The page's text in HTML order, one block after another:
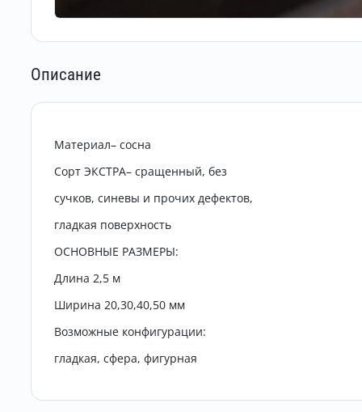
Описание
Материал– сосна
Сорт ЭКСТРА– сращенный, без
сучков, синевы и прочих дефектов,
гладкая поверхность
ОСНОВНЫЕ РАЗМЕРЫ:
Длина 2,5 м
Ширина 20,30,40,50 мм
Возможные конфигурации:
гладкая, сфера, фигурная